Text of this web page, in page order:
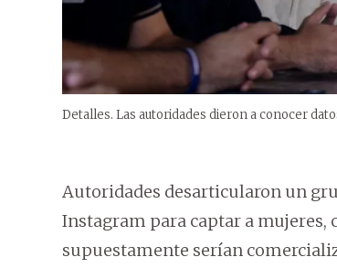
Detalles. Las autoridades dieron a conocer
Autoridades desarticularon un
Instagram para captar a mujeres,
supuestamente serían